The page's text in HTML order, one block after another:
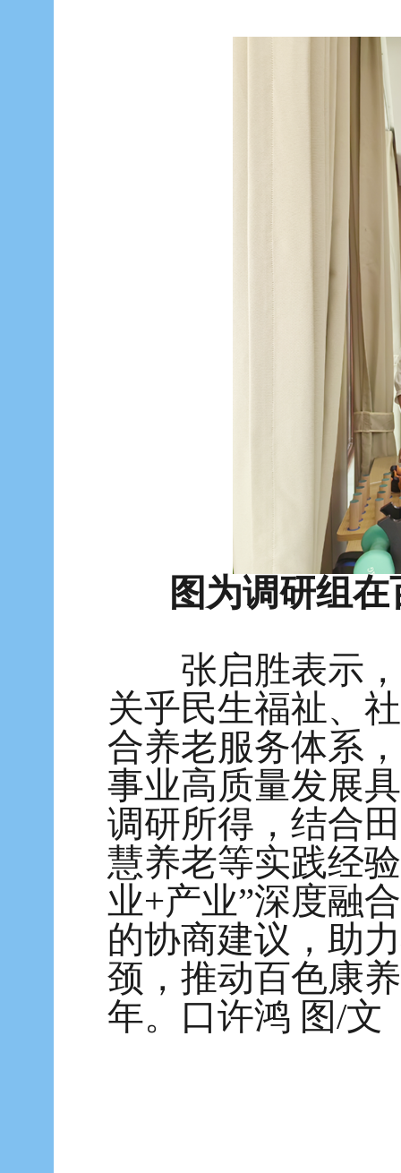
图为调研组
张启胜表示，
关乎民生福祉、
合养老服务体系
事业高质量发展
调研所得，结合
慧养老等实践经
业+产业”深度融
的协商建议，助
颈，推动百色康
年。口许鸿 图/文